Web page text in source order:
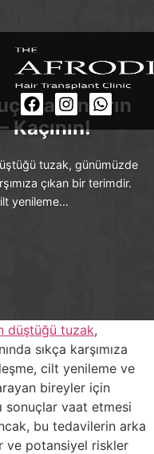
arayanların
Kaçının!
tuzak, günümüzde
çıkan bir terimdir.
yenileme…
düştüğü tuzak,
sıkça karşımıza
cilt yenileme ve
bireyler için
sonuçlar vaat etmesi
bu tedavilerin arka
ve potansiyel riskler